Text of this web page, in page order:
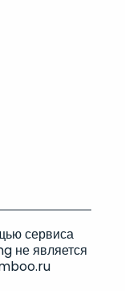
сервиса
не является